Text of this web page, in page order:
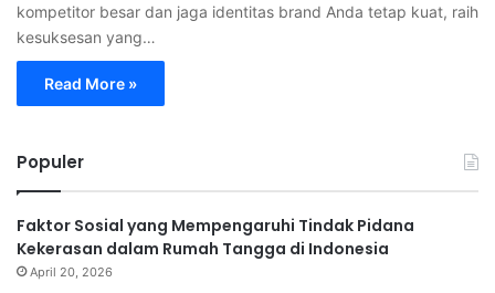
kompetitor besar dan jaga identitas brand Anda tetap kuat, raih
kesuksesan yang…
Read More »
Populer
Faktor Sosial yang Mempengaruhi Tindak Pidana
Kekerasan dalam Rumah Tangga di Indonesia
April 20, 2026